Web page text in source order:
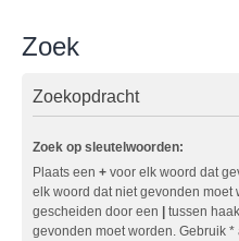
Zoek
Zoekopdracht
Zoek op sleutelwoorden:
Plaats een + voor elk woord dat
elk woord dat niet gevonden moet
gescheiden door een
tussen
gevonden moet worden. Gebruik